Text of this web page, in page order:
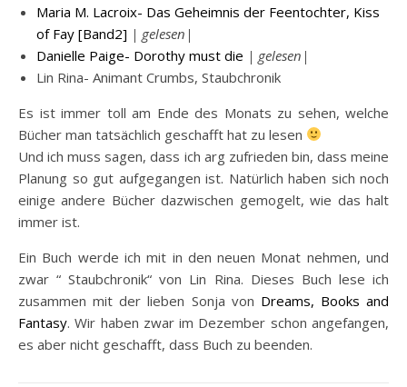
Maria M. Lacroix- Das Geheimnis der Feentochter, Kiss
of Fay [Band2] | gelesen|
Danielle Paige- Dorothy must die | gelesen|
Lin Rina- Animant Crumbs, Staubchronik
Es ist immer toll am Ende des Monats zu sehen, welche
Bücher man tatsächlich geschafft hat zu lesen
Und ich muss sagen, dass ich arg zufrieden bin, dass meine
Planung so gut aufgegangen ist. Natürlich haben sich noch
einige andere Bücher dazwischen gemogelt, wie das halt
immer ist.
Ein Buch werde ich mit in den neuen Monat nehmen, und
zwar “ Staubchronik“ von Lin Rina. Dieses Buch lese ich
zusammen mit der lieben Sonja von Dreams, Books and
Fantasy. Wir haben zwar im Dezember schon angefangen,
es aber nicht geschafft, dass Buch zu beenden.